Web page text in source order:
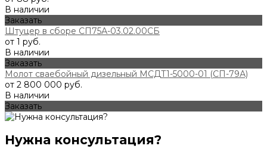
В наличии
Заказать
Штуцер в сборе СП75А-03.02.00СБ
от 1 руб.
В наличии
Заказать
Молот сваебойный дизельный МСДТ1-5000-01 (СП-79А)
от 2 800 000 руб.
В наличии
Заказать
Нужна консультация?